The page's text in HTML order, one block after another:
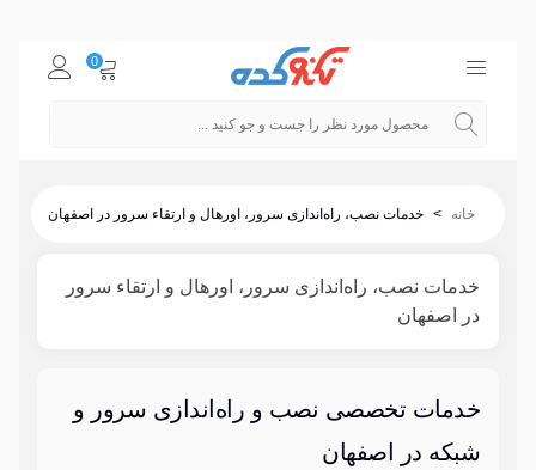
0
خانه > خدمات نصب، راه‌اندازی سرور، اورهال و ارتقاء سرور در اصفهان
خدمات نصب، راه‌اندازی سرور، اورهال و ارتقاء سرور
در اصفهان
خدمات تخصصی نصب و راه‌اندازی سرور و
شبکه در اصفهان